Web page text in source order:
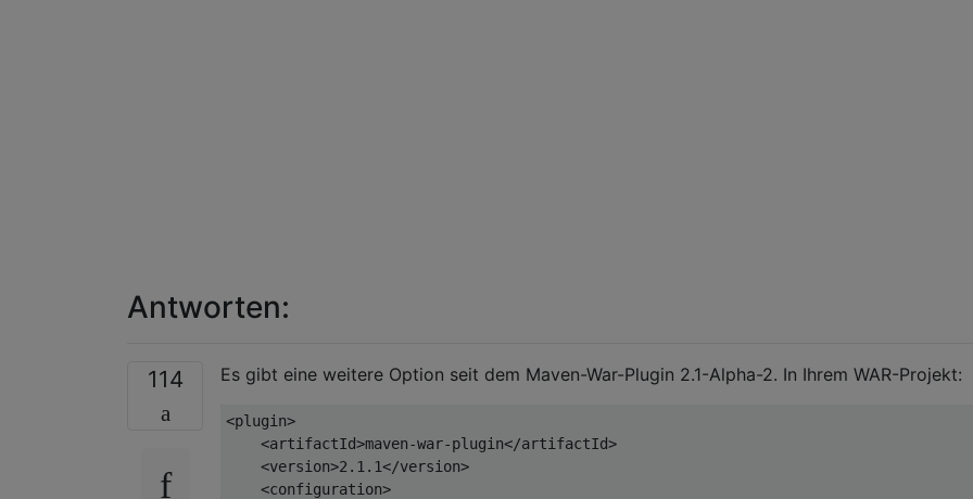
Antworten:
114 Es gibt eine weitere Option seit dem Maven-War-Plugin 2.1-Alpha-2. In Ihrem WAR-Projekt:
<plugin>
<artifactId>maven-war-plugin</artifactId>
<version>2.1.1</version>
<configuration>